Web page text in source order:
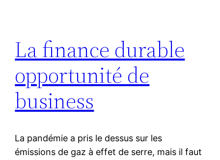
La finance durable
opportunité de
business
La pandémie a pris le dessus sur les
émissions de gaz à effet de serre, mais il faut